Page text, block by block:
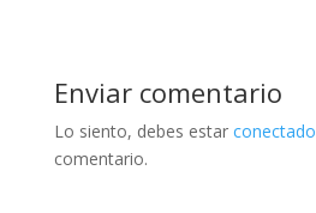
Enviar comentario
Lo siento, debes estar conectado
comentario.